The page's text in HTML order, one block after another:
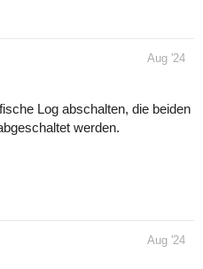
Aug '24
Log abschalten, die beiden
werden.
Aug '24